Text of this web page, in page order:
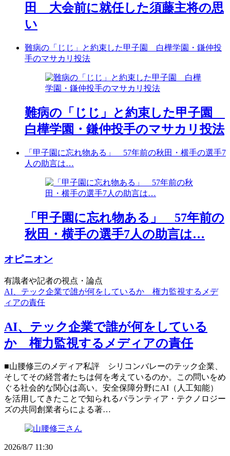
田 大会前に就任した須藤主将の思
い
難病の「じじ」と約束した甲子園 白樺学園・鎌仲投
手のマサカリ投法
難病の「じじ」と約束した甲子園
白樺学園・鎌仲投手のマサカリ投法
「甲子園に忘れ物ある」 57年前の秋田・横手の選手7
人の助言は…
「甲子園に忘れ物ある」 57年前の
秋田・横手の選手7人の助言は…
オピニオン
有識者や記者の視点・論点
AI、テック企業で誰が何をしているか 権力監視するメデ
ィアの責任
AI、テック企業で誰が何をしている
か 権力監視するメディアの責任
■山腰修三のメディア私評 シリコンバレーのテック企業、
そしてその経営者たちは何を考えているのか。この問いをめ
ぐる社会的な関心は高い。安全保障分野にAI（人工知能）
を活用してきたことで知られるパランティア・テクノロジー
ズの共同創業者らによる著…
2026/8/7 11:30